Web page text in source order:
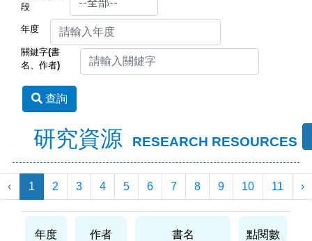
段
年度
關鍵字(書
名、作者)
查詢
研究資源 RESEARCH RESOURCES
‹ 1 2 3 4 5 6 7 8 9 10 11 ›
年度 作者 書名 點閱數